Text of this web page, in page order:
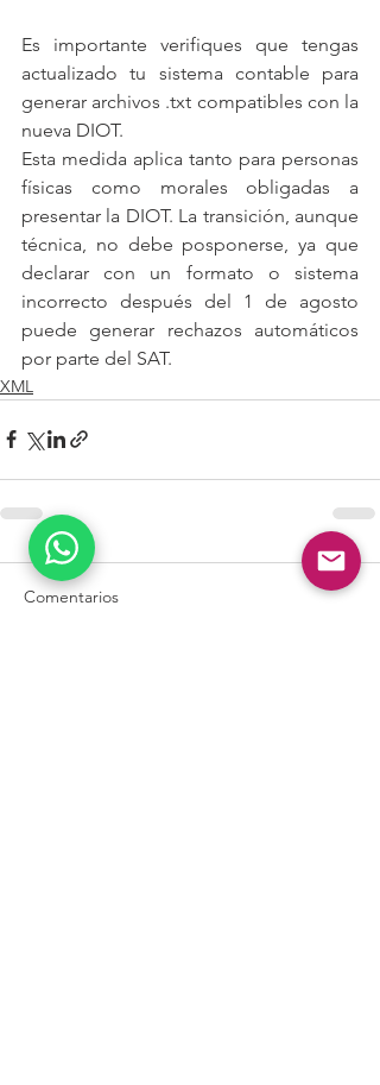
Es importante verifiques que tengas
actualizado tu sistema contable para
generar archivos .txt compatibles con la
nueva DIOT.
Esta medida aplica tanto para personas
físicas como morales obligadas a
presentar la DIOT. La transición, aunque
técnica, no debe posponerse, ya que
declarar con un formato o sistema
incorrecto después del 1 de agosto
puede generar rechazos automáticos
por parte del SAT.
XML
Comentarios